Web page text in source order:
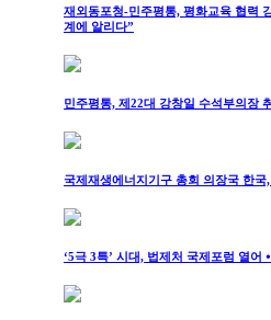
재외동포청-민주평통, 평화교육 협력
계에 알리다”
민주평통, 제22대 강창일 수석부의장
국제재생에너지기구 총회 의장국 한
‘5극 3특’ 시대, 법제처 국제포럼 열어